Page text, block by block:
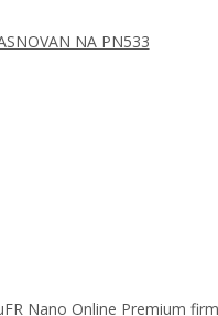
NA PN533
Nano Online Premium